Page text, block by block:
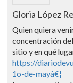
Gloria López
Quien quiera
concentración
sitio y en qué
https://
1o-de-mayâ€¦